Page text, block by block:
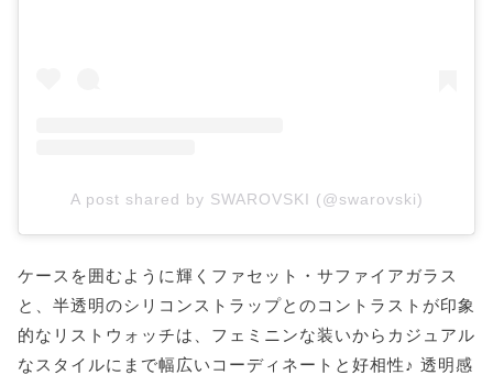
A post shared by SWAROVSKI (@swarovski)
ケースを囲むように輝くファセット・サファイアガラス
と、半透明のシリコンストラップとのコントラストが印象
的なリストウォッチは、フェミニンな装いからカジュアル
なスタイルにまで幅広いコーディネートと好相性♪ 透明感